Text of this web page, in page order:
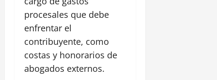
procesales que debe
enfrentar el
contribuyente, como
costas y honorarios de
abogados externos.